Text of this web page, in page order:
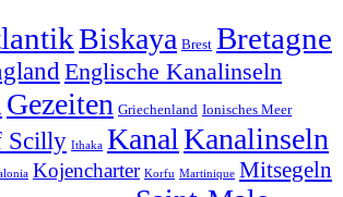
Biskaya Brest Bretagne
Englische Kanalinseln
Gezeiten Griechenland Ionisches Meer
Scilly Ithaka Kanal Kanalinseln
Kojencharter Korfu Martinique Mitsegeln